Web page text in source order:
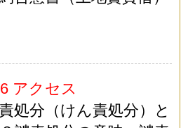
アクセス
処分（けん責処分）と